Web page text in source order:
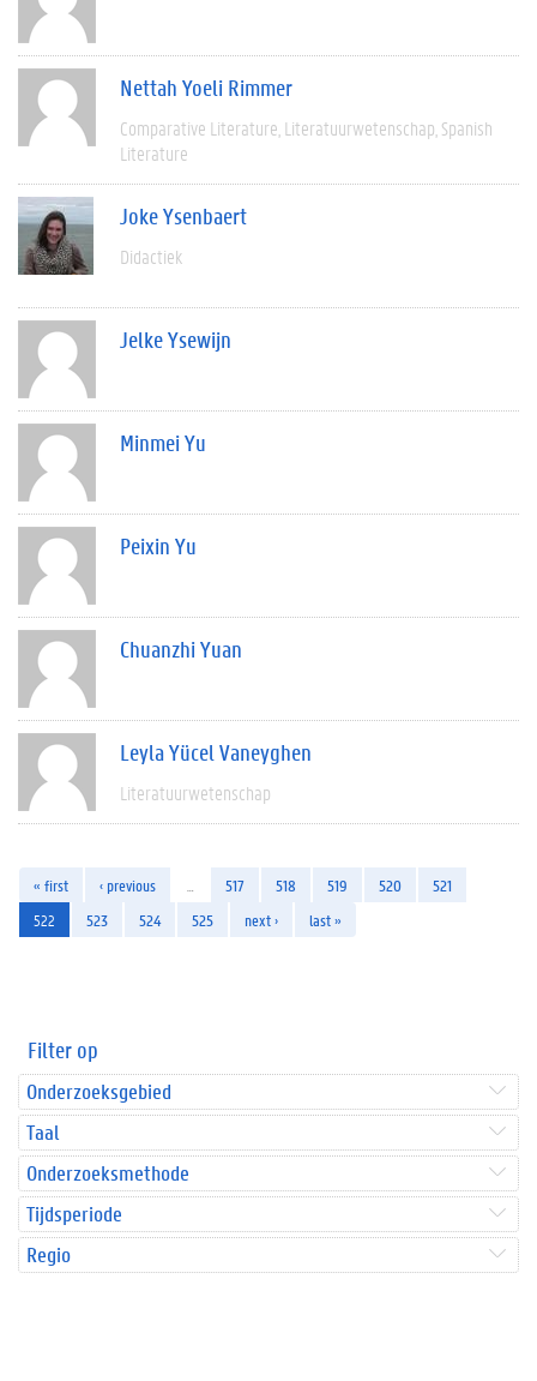
Nettah Yoeli Rimmer
Comparative Literature Literatuurwetenschap Spanish
Literature
Joke Ysenbaert
Didactiek
Jelke Ysewijn
Minmei Yu
Peixin Yu
Chuanzhi Yuan
Leyla Yücel Vaneyghen
Literatuurwetenschap
« first ‹ previous 517 518 519 520
521
522
523 524 525 next › last »
Filter op
Onderzoeksgebied
Taal
Onderzoeksmethode
Tijdsperiode
Regio